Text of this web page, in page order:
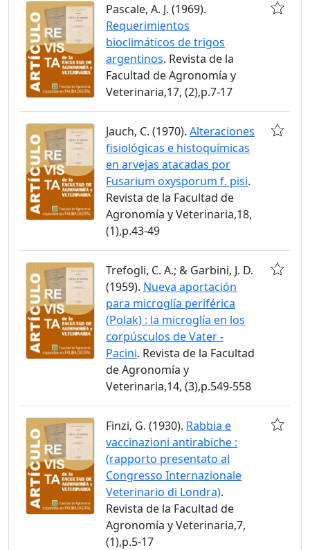
Pascale, A. J. (1969).
Requerimientos
bioclimáticos de trigos
argentinos. Revista de la
Facultad de Agronomía y
Veterinaria,17, (2),p.7-17
Jauch, C. (1970). Alteraciones
fisiológicas e histoquímicas
en arvejas atacadas por
Fusarium oxysporum f. pisi.
Revista de la Facultad de
Agronomía y Veterinaria,18,
(1),p.43-49
Trefogli, C. A.; & Garbini, J. D.
(1959). Nueva aportación
para microglía periférica
(Polak) : la microglía en los
corpúsculos de Vater -
Pacini. Revista de la Facultad
de Agronomía y
Veterinaria,14, (3),p.549-558
Finzi, G. (1930). Rabbia e
vaccinazioni antirabiche :
(rapporto presentato al
Congresso Internazionale
Veterinario di Londra).
Revista de la Facultad de
Agronomía y Veterinaria,7,
(1),p.5-17